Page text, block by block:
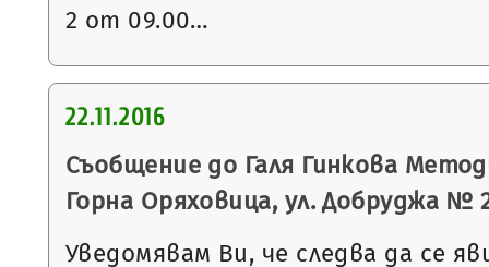
2 от 09.00…
22.11.2016
Съобщение до Галя Гинкова
Горна Оряховица, ул. Добруджа №
Уведомявам Ви, че следва да се